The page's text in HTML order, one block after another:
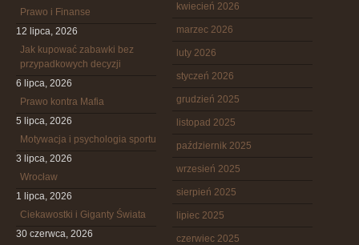
Prawo i Finanse
12 lipca, 2026
Jak kupować zabawki bez
przypadkowych decyzji
6 lipca, 2026
Prawo kontra Mafia
5 lipca, 2026
Motywacja i psychologia sportu
3 lipca, 2026
Wrocław
1 lipca, 2026
Ciekawostki i Giganty Świata
30 czerwca, 2026
kwiecień 2026
marzec 2026
luty 2026
styczeń 2026
grudzień 2025
listopad 2025
październik 2025
wrzesień 2025
sierpień 2025
lipiec 2025
czerwiec 2025